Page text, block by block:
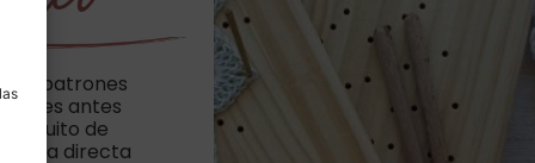
patrones
antes
poquito de
directa